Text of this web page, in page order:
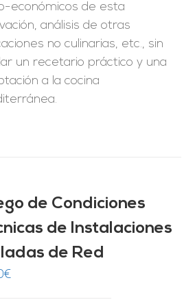
económicos de esta
análisis de otras
no culinarias, etc., sin
un recetario práctico y una
a la cocina
de Condiciones
de Instalaciones
de Red
€